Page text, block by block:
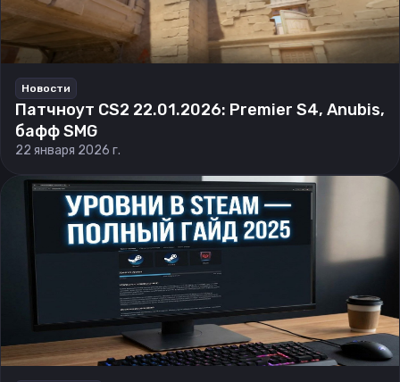
Новости
Патчноут CS2 22.01.2026: Premier S4, Anubis,
бафф SMG
22 января 2026 г.